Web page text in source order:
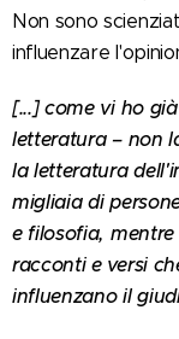
Non sono
influenzare
[...] come vi ho
letteratura – non
la letteratura
migliaia di
e filosofia,
racconti e versi
influenzano il